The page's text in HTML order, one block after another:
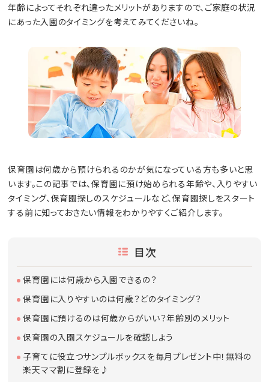
年齢によってそれぞれ違ったメリットがありますので、ご家庭の状況
にあった入園のタイミングを考えてみてくださいね。
保育園は何歳から預けられるのかが気になっている方も多いと思
います。この記事では、保育園に預け始められる年齢や、入りやすい
タイミング、保育園探しのスケジュールなど、保育園探しをスタート
する前に知っておきたい情報をわかりやすくご紹介します。
目次
保育園には何歳から入園できるの？
保育園に入りやすいのは何歳？どのタイミング？
保育園に預けるのは何歳からがいい？年齢別のメリット
保育園の入園スケジュールを確認しよう
子育てに役立つサンプルボックスを毎月プレゼント中！無料の
楽天ママ割に登録を♪